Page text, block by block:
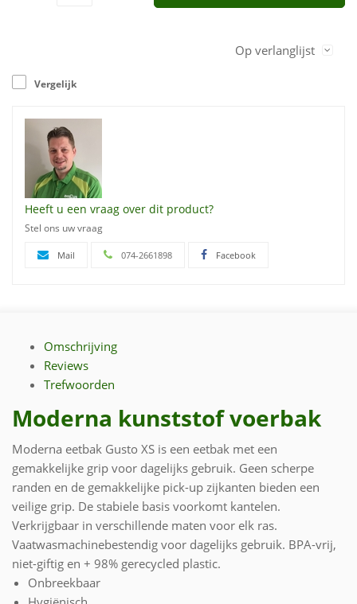
Op verlanglijst
Vergelijk
Heeft u een vraag over dit product?
Stel ons uw vraag
Mail 074-2661898 Facebook
Omschrijving
Reviews
Trefwoorden
Moderna kunststof voerbak
Moderna eetbak Gusto XS is een eetbak met een
gemakkelijke grip voor dagelijks gebruik. Geen scherpe
randen en de gemakkelijke pick-up zijkanten bieden een
veilige grip. De stabiele basis voorkomt kantelen.
Verkrijgbaar in verschillende maten voor elk ras.
Vaatwasmachinebestendig voor dagelijks gebruik. BPA-vrij,
niet-giftig en + 98% gerecycled plastic.
Onbreekbaar